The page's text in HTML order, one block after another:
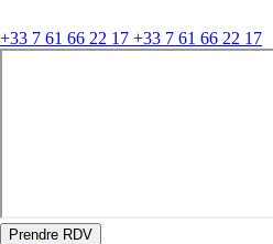
+33 7 61 66 22 17 +33 7 61 66 22 17
Prendre RDV